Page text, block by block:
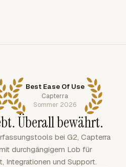
Best Ease Of Use
Capterra
Sommer 2026
Überall bewährt.
bei G2, Capterra
durchgängigem Lob für
Integrationen und Support.